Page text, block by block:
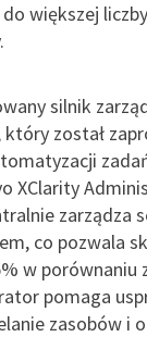
większej
silnik
został
XClarity
zarządza
co pozwala
w porównaniu
pomaga
zasobów i